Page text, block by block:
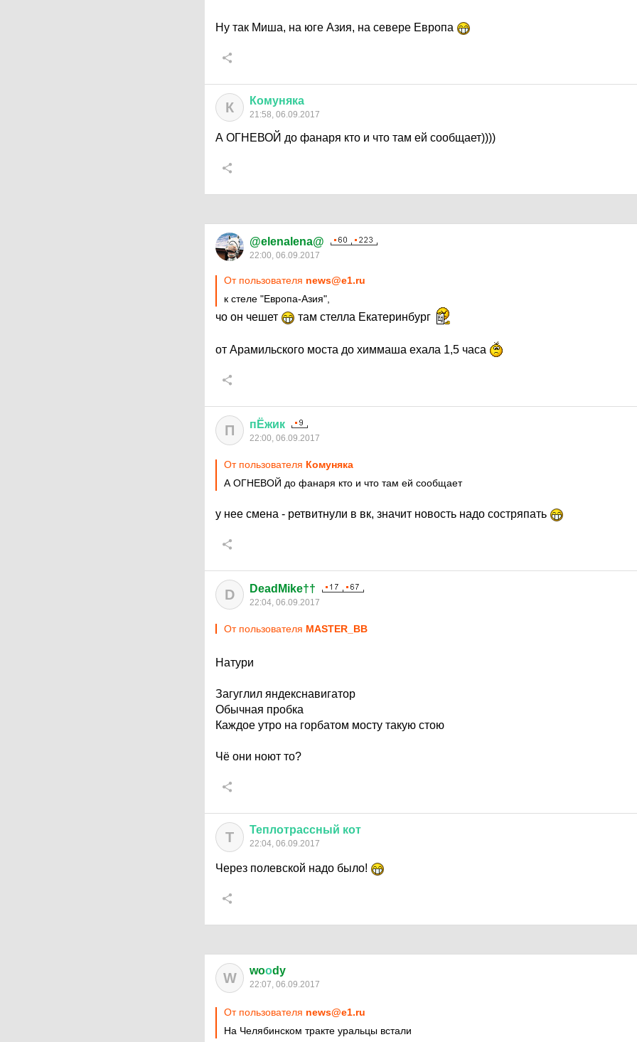
Ну так Миша, на юге Азия, на севере Европа
К Комуняка
21:58, 06.09.2017
А ОГНЕВОЙ до фанаря кто и что там ей сообщает))))
@elenalena@
22:00, 06.09.2017
От пользователя news@e1.ru
к стеле "Европа-Азия",
чо он чешет там стелла Екатеринбург
от Арамильского моста до химмаша ехала 1,5 часа
П пЁжик
22:00, 06.09.2017
От пользователя Комуняка
А ОГНЕВОЙ до фанаря кто и что там ей сообщает
у нее смена - ретвитнули в вк, значит новость надо состряпать
D DeadMike††
22:04, 06.09.2017
От пользователя MASTER_BB
Натури
Загуглил яндекснавигатор
Обычная пробка
Каждое утро на горбатом мосту такую стою
Чё они ноют то?
Т Теплотрассный кот
22:04, 06.09.2017
Через полевской надо было!
W woоdy
22:07, 06.09.2017
От пользователя news@e1.ru
На Челябинском тракте уральцы встали